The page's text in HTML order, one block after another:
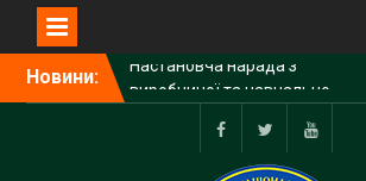
Новини:
Перший етап захисту
робіт Малої академії наук
Учні Делятинського ліцею
завітали з екскурсією на
фізико-технічний
FacebookTwitter Youtube